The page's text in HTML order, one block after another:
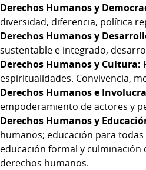
Derechos Humanos y
diversidad, diferencia, política
Derechos Humanos y
sustentable e integrado,
Derechos Humanos y Cultura:
espiritualidades. Convivencia,
Derechos Humanos e
empoderamiento de actores y
Derechos Humanos y
humanos; educación para
educación formal y culminación
derechos humanos.